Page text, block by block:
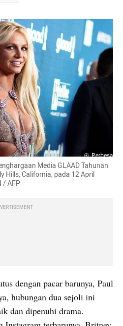
Perbesar
Media GLAAD Tahunan
Hills, California, pada 12 April
/ AFP
dengan pacar barunya, Paul
hubungan dua sejoli ini
dan dipenuhi drama.